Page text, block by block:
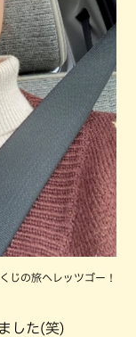
じの旅へレッツゴー！
した(笑)